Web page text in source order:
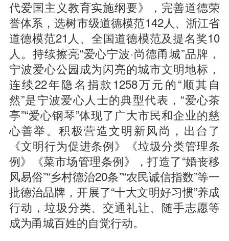
代爱国主义教育实施纲要》，完善道德荣
誉体系，选树市级道德模范142人、浙江省
道德模范21人、全国道德模范及提名奖10
人。持续擦亮“爱心宁波·尚德甬城”品牌，
宁波爱心公园成为闪亮的城市文明地标，
连续22年隐名捐款1258万元的“顺其自
然”是宁波爱心人士的典型代表，“爱心茶
亭”“爱心钢琴”体现了广大市民和企业的慈
心善举。积极营造文明新风尚，出台了
《文明行为促进条例》《垃圾分类管理条
例》《菜市场管理条例》，打造了“婚丧移
风易俗”“乡村德治20条”“农民诚信指数”等一
批德治品牌，开展了“十大文明好习惯”养成
行动，垃圾分类、交通礼让、随手志愿等
成为甬城百姓的自觉行动。